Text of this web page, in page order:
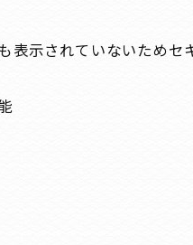
表示されていないためセ